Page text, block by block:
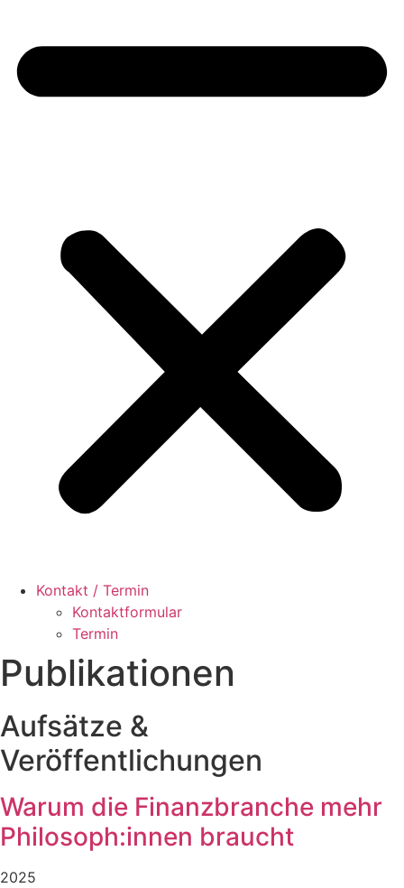
Kontakt / Termin
Kontaktformular
Termin
Publikationen
Aufsätze &
Veröffentlichungen
Warum die Finanzbranche mehr
Philosoph:innen braucht
2025